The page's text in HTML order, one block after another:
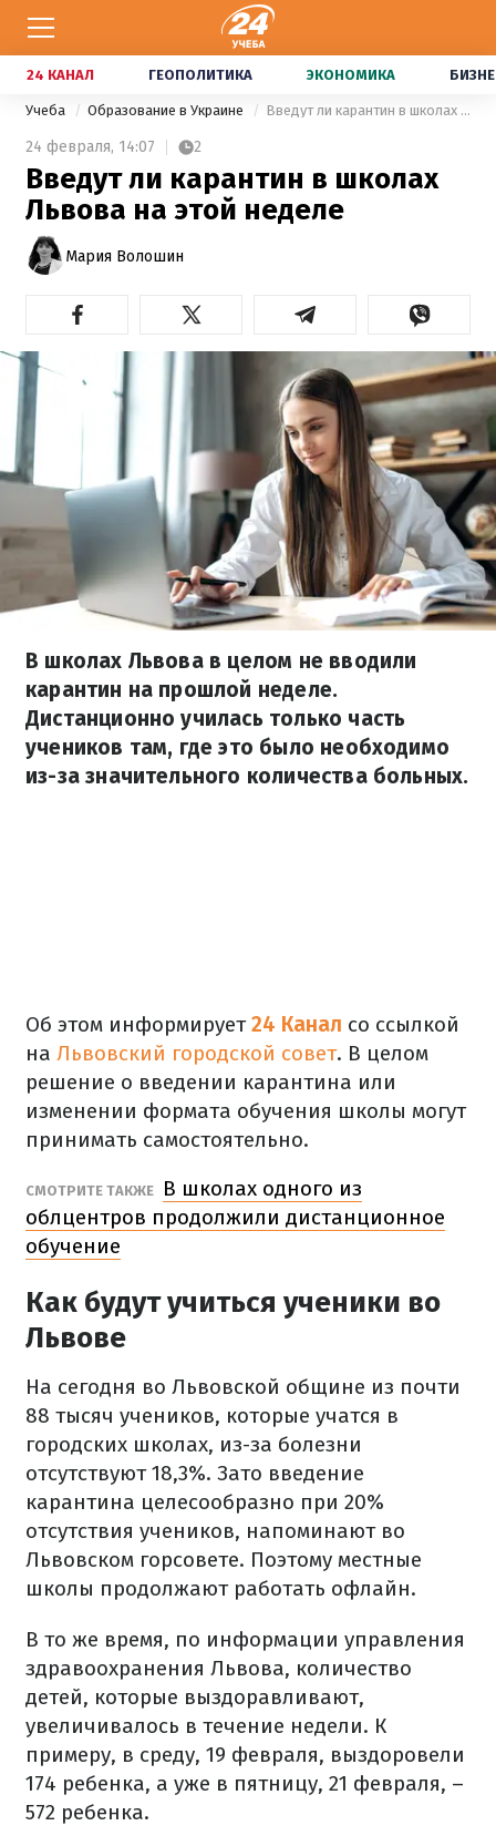
24 КАНАЛ ГЕОПОЛИТИКА ЭКОНОМИКА
Учеба Образование в Украине Введут ли карантин в школах Львова на этой неделе
24 февраля, 14:07 2
Введут ли карантин в школах
Львова на этой неделе
Мария Волошин
В школах Львова в целом не вводили
карантин на прошлой неделе.
Дистанционно училась только часть
учеников там, где это было необходимо
из-за значительного количества больных.
Об этом информирует 24 Канал со ссылкой
на Львовский городской совет. В целом
решение о введении карантина или
изменении формата обучения школы могут
принимать самостоятельно.
СМОТРИТЕ ТАКЖЕ
В школах одного из
облцентров продолжили дистанционное
обучение
Как будут учиться ученики во
Львове
На сегодня во Львовской общине из почти
88 тысяч учеников, которые учатся в
городских школах, из-за болезни
отсутствуют 18,3%. Зато введение
карантина целесообразно при 20%
отсутствия учеников, напоминают во
Львовском горсовете. Поэтому местные
школы продолжают работать офлайн.
В то же время, по информации управления
здравоохранения Львова, количество
детей, которые выздоравливают,
увеличивалось в течение недели. К
примеру, в среду, 19 февраля, выздоровели
174 ребенка, а уже в пятницу, 21 февраля, –
572 ребенка.